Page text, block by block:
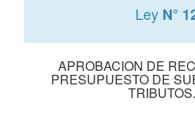
Ley N°
APROBACION DE
PRESUPUESTO DE